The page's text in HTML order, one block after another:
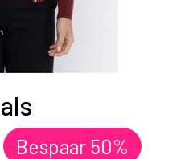
Bespaar 50%